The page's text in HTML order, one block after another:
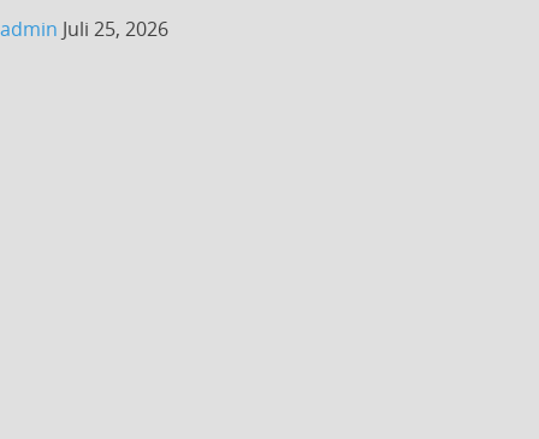
admin Juli 25, 2026